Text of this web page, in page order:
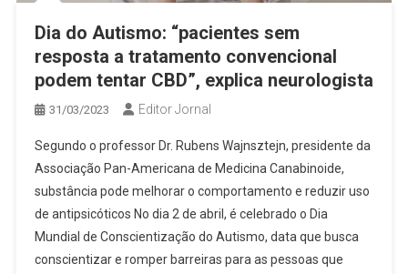
Dia do Autismo: “pacientes sem
resposta a tratamento convencional
podem tentar CBD”, explica neurologista
31/03/2023 Editor Jornal
Segundo o professor Dr. Rubens Wajnsztejn, presidente da
Associação Pan-Americana de Medicina Canabinoide,
substância pode melhorar o comportamento e reduzir uso
de antipsicóticos No dia 2 de abril, é celebrado o Dia
Mundial de Conscientização do Autismo, data que busca
conscientizar e romper barreiras para as pessoas que